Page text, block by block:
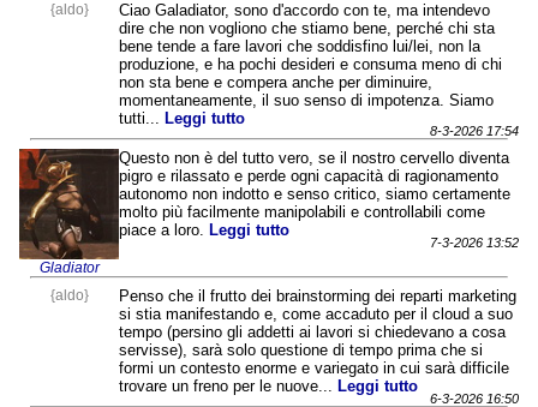
{aldo}
Ciao Galadiator, sono d'accordo con te, ma intendevo
dire che non vogliono che stiamo bene, perché chi sta
bene tende a fare lavori che soddisfino lui/lei, non la
produzione, e ha pochi desideri e consuma meno di chi
non sta bene e compera anche per diminuire,
momentaneamente, il suo senso di impotenza. Siamo
tutti... Leggi tutto
8-3-2026 17:54
Gladiator
Questo non è del tutto vero, se il nostro cervello diventa
pigro e rilassato e perde ogni capacità di ragionamento
autonomo non indotto e senso critico, siamo certamente
molto più facilmente manipolabili e controllabili come
piace a loro. Leggi tutto
7-3-2026 13:52
{aldo}
Penso che il frutto dei brainstorming dei reparti marketing
si stia manifestando e, come accaduto per il cloud a suo
tempo (persino gli addetti ai lavori si chiedevano a cosa
servisse), sarà solo questione di tempo prima che si
formi un contesto enorme e variegato in cui sarà difficile
trovare un freno per le nuove...Leggi tutto
6-3-2026 16:50